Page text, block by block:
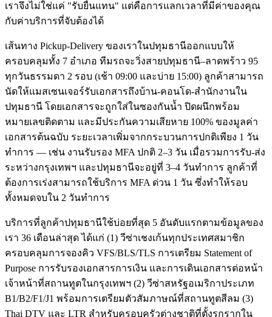
เราจึงไม่ใช่แค่ "รับยื่นแทน" แต่คือการแลกเวลาที่มีค่าของคุณ
กับค่าบริการที่จับต้องได้
เส้นทาง Pickup-Delivery ของเราในปทุมธานีออกแบบให้
ครอบคลุมทั้ง 7 อำเภอ ทีมรถจะวิ่งสายปทุมธานี–ลาดพร้าว 95
ทุกวันธรรมดา 2 รอบ (เช้า 09:00 และบ่าย 15:00) ลูกค้าสามารถ
นัดให้แมสเซนเจอร์รับเอกสารถึงบ้าน-คอนโด-สำนักงานใน
ปทุมธานี โดยเอกสารจะถูกใส่ในซองกันน้ำ ปิดผนึกพร้อม
หมายเลขติดตาม และมีประกันความเสียหาย 100% ของมูลค่า
เอกสารต้นฉบับ ระยะเวลาเพิ่มจากกระบวนการปกติเพียง 1 วัน
ทำการ — เช่น งานรับรอง MFA ปกติ 2–3 วัน เมื่อรวมการรับ-ส่ง
ระหว่างกรุงเทพฯ และปทุมธานีจะอยู่ที่ 3–4 วันทำการ ลูกค้าที่
ต้องการเร่งสามารถใช้บริการ MFA ด่วน 1 วัน ซึ่งทำให้รอบ
ทั้งหมดจบใน 2 วันทำการ
บริการที่ลูกค้าปทุมธานีใช้บ่อยที่สุด 5 อันดับแรกตามข้อมูลของ
เรา 36 เดือนล่าสุด ได้แก่ (1) วีซ่าเชงเก้นทุกประเทศสมาชิก
ครอบคลุมการจองคิว VFS/BLS/TLS การเตรียม Statement of
Purpose การรับรองเอกสารการเงิน และการเดินเอกสารต่อหน้า
เจ้าหน้าที่สถานทูตในกรุงเทพฯ (2) วีซ่าสหรัฐอเมริกาประเภท
B1/B2/F1/J1 พร้อมการเตรียมตัวสัมภาษณ์ที่สถานทูตสีลม (3)
Thai DTV และ LTR สำหรับครอบครัวต่างชาติที่ตั้งรกรากใน